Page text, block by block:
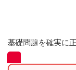
基礎問題を確実に